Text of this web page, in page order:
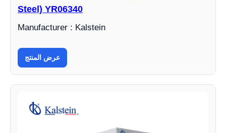
Steel) YR06340
Manufacturer : Kalstein
عرض المنتج